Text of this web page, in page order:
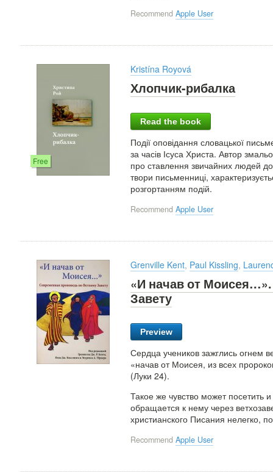
Recommend Apple User
Free
Kristína Royová
Хлопчик-рибалка
Read the book
Події оповідання словацької
за часів Ісуса Христа. Автор
про ставлення звичайних людей до
твори письменниці,
розгортанням подій.
Recommend Apple User
Grenville Kent, Paul Kissling,
«И начав от
Завету
Preview
Сердца учеников зажглись огнем
«начав от Моисея, из всех
(Луки 24).
Такое же чувство может посетить
обращается к нему через
христианского Писания нелегко,
Recommend Apple User